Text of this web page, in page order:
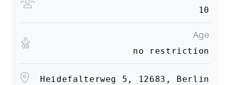
10
Age
no restriction
Heidefalterweg 5, 12683, Berlin